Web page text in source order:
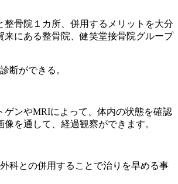
整骨院１カ所、併用するメリットを大分
来にある整骨院、健笑堂接骨院グループ
断ができる。
ゲンやMRIによって、体内の状態を確認
を通して、経過観察ができます。
科との併用することで治りを早める事